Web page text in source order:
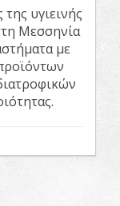
υγιεινής
Μεσσηνία
με